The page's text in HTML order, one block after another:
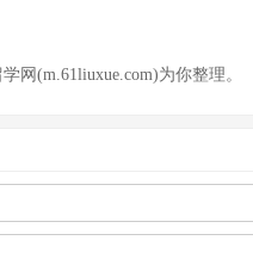
网(m.61liuxue.com)为你整理。